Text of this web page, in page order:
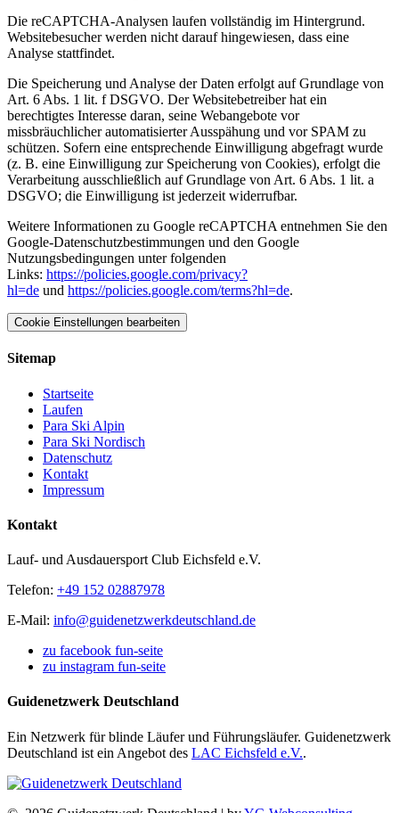
Die reCAPTCHA-Analysen laufen vollständig im Hintergrund.
Websitebesucher werden nicht darauf hingewiesen, dass eine
Analyse stattfindet.
Die Speicherung und Analyse der Daten erfolgt auf Grundlage von
Art. 6 Abs. 1 lit. f DSGVO. Der Websitebetreiber hat ein
berechtigtes Interesse daran, seine Webangebote vor
missbräuchlicher automatisierter Ausspähung und vor SPAM zu
schützen. Sofern eine entsprechende Einwilligung abgefragt wurde
(z. B. eine Einwilligung zur Speicherung von Cookies), erfolgt die
Verarbeitung ausschließlich auf Grundlage von Art. 6 Abs. 1 lit. a
DSGVO; die Einwilligung ist jederzeit widerrufbar.
Weitere Informationen zu Google reCAPTCHA entnehmen Sie den
Google-Datenschutzbestimmungen und den Google
Nutzungsbedingungen unter folgenden
Links: https://policies.google.com/privacy?
hl=de und https://policies.google.com/terms?hl=de.
Cookie Einstellungen bearbeiten
Sitemap
Startseite
Laufen
Para Ski Alpin
Para Ski Nordisch
Datenschutz
Kontakt
Impressum
Kontakt
Lauf- und Ausdauersport Club Eichsfeld e.V.
Telefon: +49 152 02887978
E-Mail: info@guidenetzwerkdeutschland.de
zu facebook fun-seite
zu instagram fun-seite
Guidenetzwerk Deutschland
Ein Netzwerk für blinde Läufer und Führungsläufer. Guidenetzwerk
Deutschland ist ein Angebot des LAC Eichsfeld e.V..